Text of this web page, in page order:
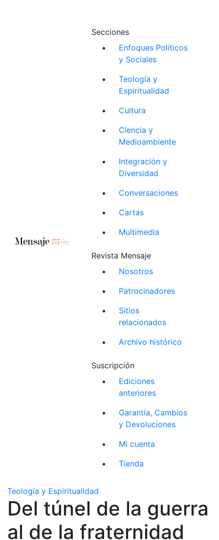
Secciones
Enfoques Políticos
y Sociales
Teología y
Espiritualidad
Cultura
Ciencia y
Medioambiente
Integración y
Diversidad
Conversaciones
Cartas
Multimedia
Revista Mensaje
Nosotros
Patrocinadores
Sitios
relacionados
Archivo histórico
Suscripción
Ediciones
anteriores
Garantía, Cambios
y Devoluciones
Mi cuenta
Tienda
Teología y Espiritualidad
Del túnel de la guerra
al de la fraternidad